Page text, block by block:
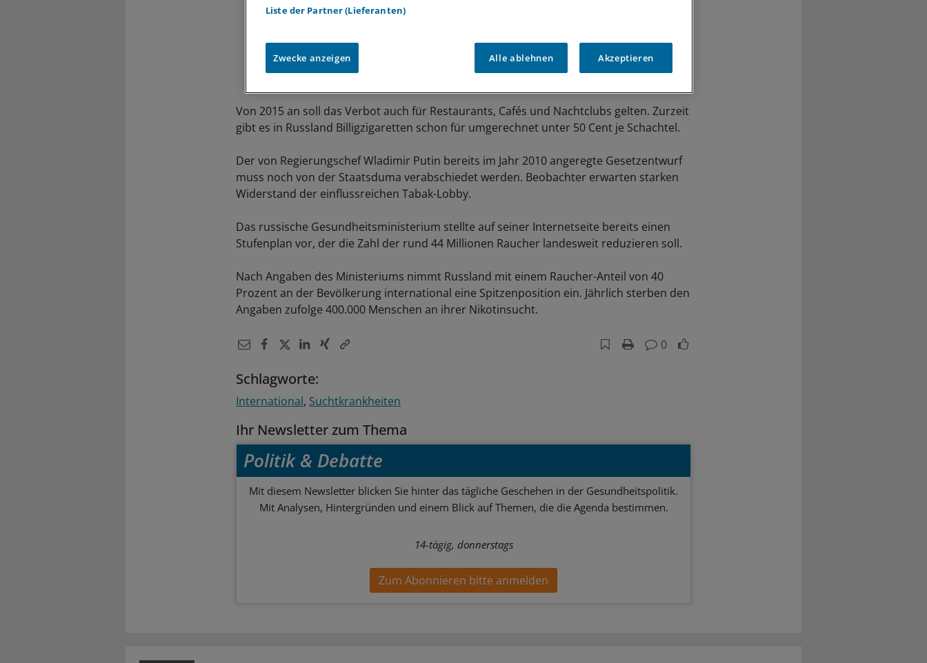
Von 2015 an soll das Verbot auch für Restaurants, Cafés und Nachtclubs gelten. Zurzeit
gibt es in Russland Billigzigaretten schon für umgerechnet unter 50 Cent je Schachtel.
Der von Regierungschef Wladimir Putin bereits im Jahr 2010 angeregte Gesetzentwurf
muss noch von der Staatsduma verabschiedet werden. Beobachter erwarten starken
Widerstand der einflussreichen Tabak-Lobby.
Das russische Gesundheitsministerium stellte auf seiner Internetseite bereits einen
Stufenplan vor, der die Zahl der rund 44 Millionen Raucher landesweit reduzieren soll.
Nach Angaben des Ministeriums nimmt Russland mit einem Raucher-Anteil von 40
Prozent an der Bevölkerung international eine Spitzenposition ein. Jährlich sterben den
Angaben zufolge 400.000 Menschen an ihrer Nikotinsucht.
0
Schlagworte:
International Suchtkrankheiten
Ihr Newsletter zum Thema
Politik & Debatte
Mit diesem Newsletter blicken Sie hinter das tägliche Geschehen in der Gesundheitspolitik.
Mit Analysen, Hintergründen und einem Blick auf Themen, die die Agenda bestimmen.
14-tägig, donnerstags
Zum Abonnieren bitte anmelden
Liste der Partner (Lieferanten)
Zwecke anzeigen Alle ablehnen Akzeptieren